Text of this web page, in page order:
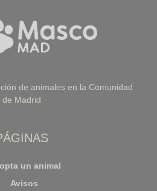
de animales en la Comunidad
de Madrid
un animal
Avisos